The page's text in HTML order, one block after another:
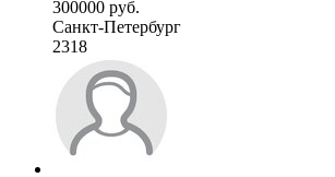
300000 руб.
Санкт-Петербург
2318